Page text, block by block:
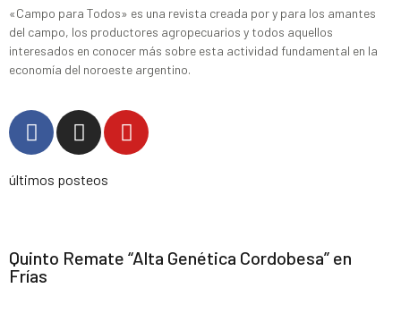
«Campo para Todos» es una revista creada por y para los amantes
del campo, los productores agropecuarios y todos aquellos
interesados en conocer más sobre esta actividad fundamental en la
economía del noroeste argentino.
últimos posteos
Quinto Remate “Alta Genética Cordobesa” en
Frías